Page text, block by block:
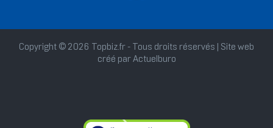
Copyright © 2026 Topbiz.fr - Tous droits réservés | Site web
créé par Actuelburo